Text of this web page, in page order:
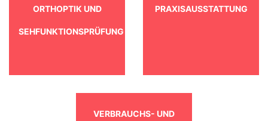
ORTHOPTIK UND
SEHFUNKTIONSPRÜFUNG
PRAXISAUSSTATTUNG
VERBRAUCHS- UND